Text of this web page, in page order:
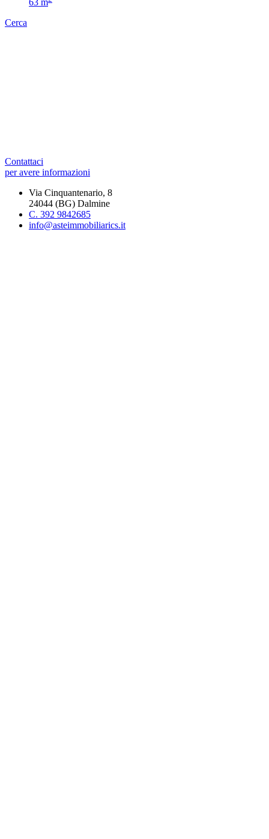
63 m
Cerca
Contattaci
per avere informazioni
Via Cinquantenario, 8
24044 (BG) Dalmine
C. 392 9842685
info@asteimmobiliarics.it